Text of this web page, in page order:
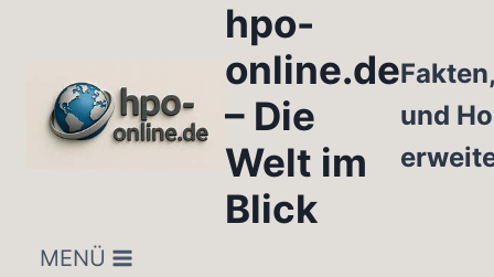
hpo-
online.de
– Die
Welt im
Blick
und
MENÜ